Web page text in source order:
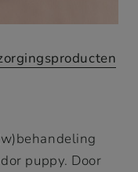
ten
puppy. Door